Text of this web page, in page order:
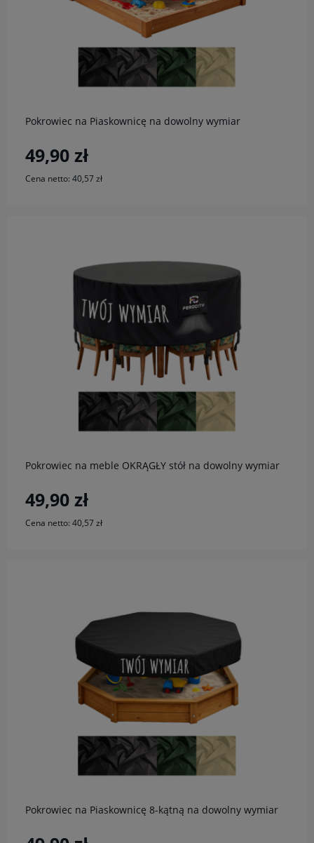
Pokrowiec na Piaskownicę na dowolny wymiar
49,90 zł
Cena netto: 40,57 zł
do koszyka
Pokrowiec na meble OKRĄGŁY stół na dowolny wymiar
49,90 zł
Cena netto: 40,57 zł
do koszyka
Pokrowiec na Piaskownicę 8-kątną na dowolny wymiar
do koszyka